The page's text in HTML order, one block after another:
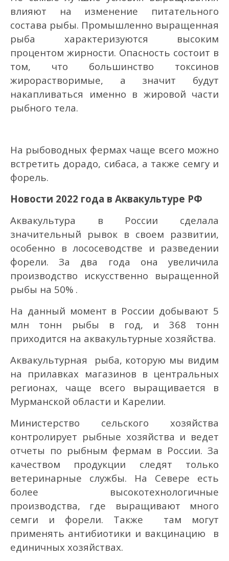
влияют на изменение питательного
состава рыбы. Промышленно выращенная
рыба характеризуются высоким
процентом жирности. Опасность состоит в
том, что большинство токсинов
жирорастворимые, а значит будут
накапливаться именно в жировой части
рыбного тела.
На рыбоводных фермах чаще всего можно
встретить дорадо, сибаса, а также семгу и
форель.
Новости 2022 года в Аквакультуре РФ
Аквакультура в России сделала
значительный рывок в своем развитии,
особенно в лососеводстве и разведении
форели. За два года она увеличила
производство искусственно выращенной
рыбы на 50% .
На данный момент в России добывают 5
млн тонн рыбы в год, и 368 тонн
приходится на аквакультурные хозяйства.
Аквакультурная рыба, которую мы видим
на прилавках магазинов в центральных
регионах, чаще всего выращивается в
Мурманской области и Карелии.
Министерство сельского хозяйства
контролирует рыбные хозяйства и ведет
отчеты по рыбным фермам в России. За
качеством продукции следят только
ветеринарные службы. На Севере есть
более высокотехнологичные
производства, где выращивают много
семги и форели. Также там могут
применять антибиотики и вакцинацию в
единичных хозяйствах.